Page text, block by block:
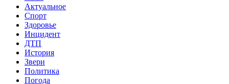
Актуальное
Спорт
Здоровье
Инцидент
ДТП
История
Звери
Политика
Погода